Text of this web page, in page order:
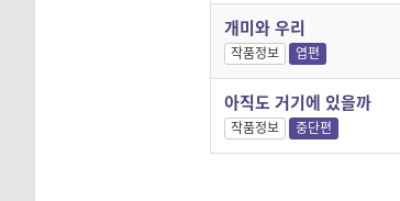
개미와 우리
작품정보 엽편
아직도 거기에 있을까
작품정보 중단편